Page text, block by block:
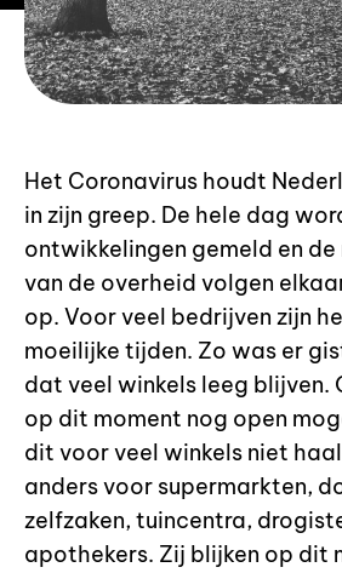
Het Coronavirus houdt
in zijn greep. De hele dag
ontwikkelingen gemeld en
van de overheid volgen
op. Voor veel bedrijven zijn
moeilijke tijden. Zo was er
dat veel winkels leeg blijven.
op dit moment nog open
dit voor veel winkels niet
anders voor supermarkten,
zelfzaken, tuincentra,
apothekers. Zij blijken op dit